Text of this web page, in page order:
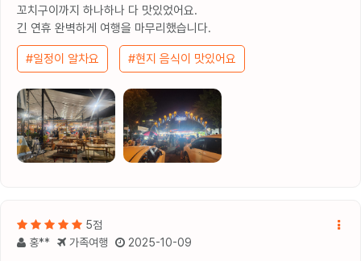
꼬치구이까지 하나하나 다 맛있었어요.
긴 연휴 완벽하게 여행을 마무리했습니다.
#일정이 알차요 #현지 음식이 맛있어요
5점
홍**
가족여행 2025-10-09